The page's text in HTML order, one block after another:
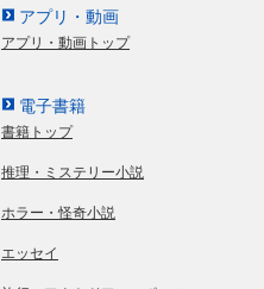
アプリ・動画
アプリ・動画トップ
電子書籍
書籍トップ
推理・ミステリー小説
ホラー・怪奇小説
エッセイ